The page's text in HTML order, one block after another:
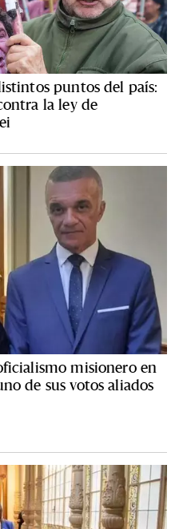
puntos del país:
la ley de
misionero en
de sus votos aliados